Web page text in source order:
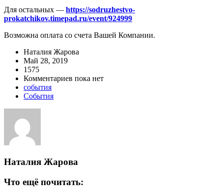
Для остальных — https://sodruzhestvo-
prokatchikov.timepad.ru/event/924999
Возможна оплата со счета Вашей Компании.
Наталия Жарова
Май 28, 2019
1575
Комментариев пока нет
события
События
Наталия Жарова
Что ещё почитать: